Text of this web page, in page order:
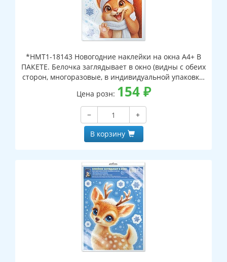
*НМТ1-18143 Новогодние наклейки на окна А4+ В
ПАКЕТЕ. Белочка заглядывает в окно (видны с обеих
сторон, многоразовые, в индивидуальной упаковке,
с европодвесом и клеевым клапаном)
Цена розн: 154₽
−
+
В корзину